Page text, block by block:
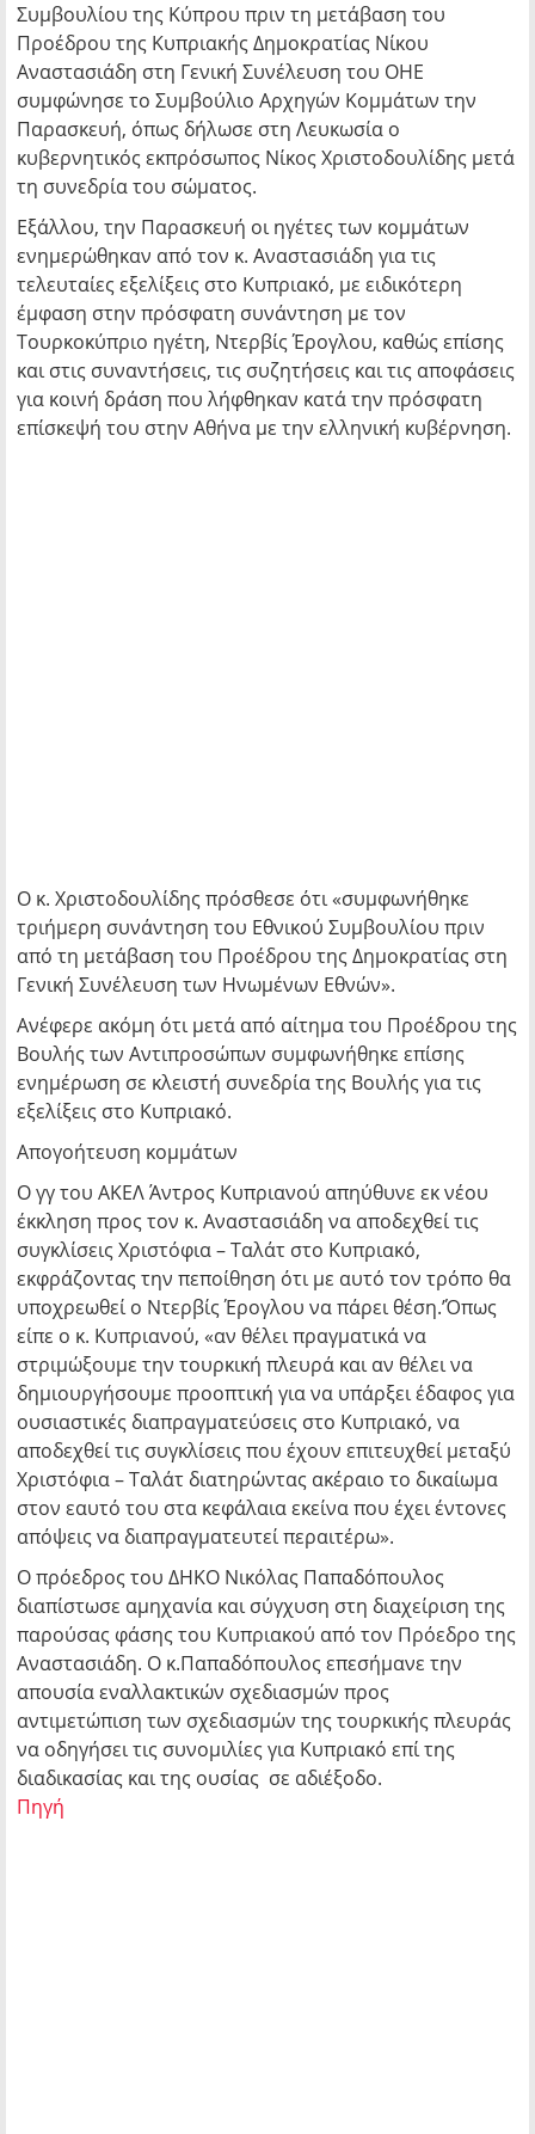
Συμβουλίου της Κύπρου πριν τη μετάβαση του
Προέδρου της Κυπριακής Δημοκρατίας Νίκου
Αναστασιάδη στη Γενική Συνέλευση του ΟΗΕ
συμφώνησε το Συμβούλιο Αρχηγών Κομμάτων την
Παρασκευή, όπως δήλωσε στη Λευκωσία ο
κυβερνητικός εκπρόσωπος Νίκος Χριστοδουλίδης μετά
τη συνεδρία του σώματος.
Εξάλλου, την Παρασκευή οι ηγέτες των κομμάτων
ενημερώθηκαν από τον κ. Αναστασιάδη για τις
τελευταίες εξελίξεις στο Κυπριακό, με ειδικότερη
έμφαση στην πρόσφατη συνάντηση με τον
Τουρκοκύπριο ηγέτη, Ντερβίς Έρογλου, καθώς επίσης
και στις συναντήσεις, τις συζητήσεις και τις αποφάσεις
για κοινή δράση που λήφθηκαν κατά την πρόσφατη
επίσκεψή του στην Αθήνα με την ελληνική κυβέρνηση.
Ο κ. Χριστοδουλίδης πρόσθεσε ότι «συμφωνήθηκε
τριήμερη συνάντηση του Εθνικού Συμβουλίου πριν
από τη μετάβαση του Προέδρου της Δημοκρατίας στη
Γενική Συνέλευση των Ηνωμένων Εθνών».
Ανέφερε ακόμη ότι μετά από αίτημα του Προέδρου της
Βουλής των Αντιπροσώπων συμφωνήθηκε επίσης
ενημέρωση σε κλειστή συνεδρία της Βουλής για τις
εξελίξεις στο Κυπριακό.
Απογοήτευση κομμάτων
Ο γγ του ΑΚΕΛ Άντρος Κυπριανού απηύθυνε εκ νέου
έκκληση προς τον κ. Αναστασιάδη να αποδεχθεί τις
συγκλίσεις Χριστόφια – Ταλάτ στο Κυπριακό,
εκφράζοντας την πεποίθηση ότι με αυτό τον τρόπο θα
υποχρεωθεί ο Ντερβίς Έρογλου να πάρει θέση.’Όπως
είπε ο κ. Κυπριανού, «αν θέλει πραγματικά να
στριμώξουμε την τουρκική πλευρά και αν θέλει να
δημιουργήσουμε προοπτική για να υπάρξει έδαφος για
ουσιαστικές διαπραγματεύσεις στο Κυπριακό, να
αποδεχθεί τις συγκλίσεις που έχουν επιτευχθεί μεταξύ
Χριστόφια – Ταλάτ διατηρώντας ακέραιο το δικαίωμα
στον εαυτό του στα κεφάλαια εκείνα που έχει έντονες
απόψεις να διαπραγματευτεί περαιτέρω».
Ο πρόεδρος του ΔΗΚΟ Νικόλας Παπαδόπουλος
διαπίστωσε αμηχανία και σύγχυση στη διαχείριση της
παρούσας φάσης του Κυπριακού από τον Πρόεδρο της
Αναστασιάδη. Ο κ.Παπαδόπουλος επεσήμανε την
απουσία εναλλακτικών σχεδιασμών προς
αντιμετώπιση των σχεδιασμών της τουρκικής πλευράς
να οδηγήσει τις συνομιλίες για Κυπριακό επί της
διαδικασίας και της ουσίας σε αδιέξοδο.
Πηγή